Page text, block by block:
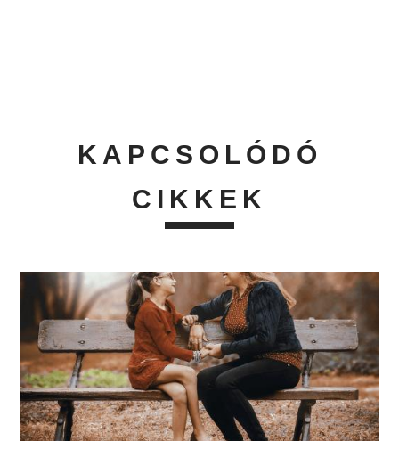
KAPCSOLÓDÓ
CIKKEK